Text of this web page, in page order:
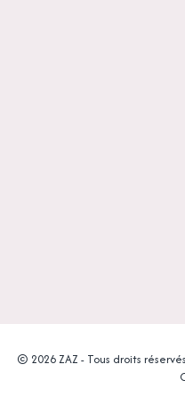
© 2026 ZAZ - Tous droits